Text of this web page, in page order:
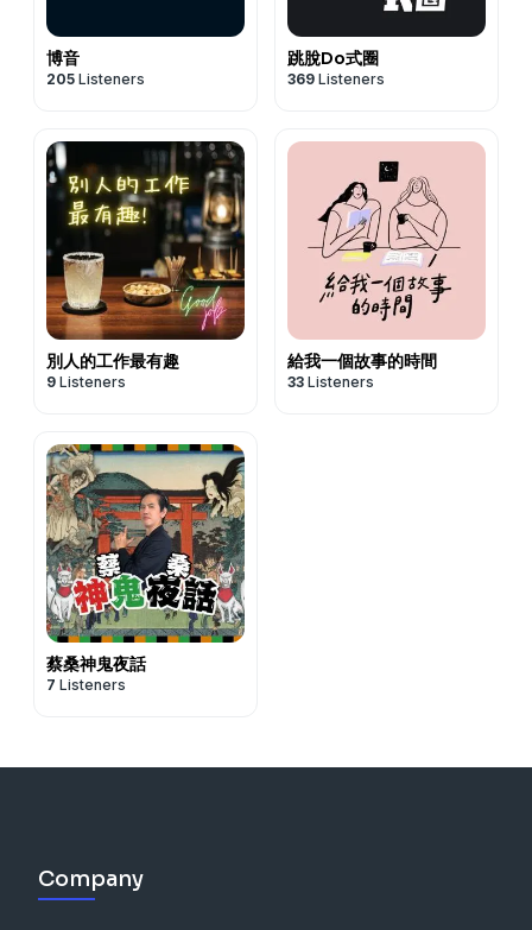
博音
205 Listeners
跳脫Do式圈
369 Listeners
別人的工作最有趣
9 Listeners
給我一個故事的時間
33 Listeners
蔡桑神鬼夜話
7 Listeners
Company